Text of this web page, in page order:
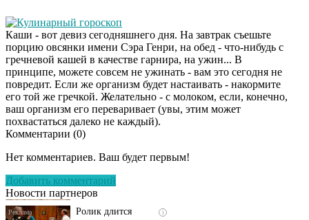
Кулинарный гороскоп
Каши - вот девиз сегодняшнего дня. На завтрак съешьте
порцию овсянки имени Сэра Генри, на обед - что-нибудь с
гречневой кашей в качестве гарнира, на ужин... В
принципе, можете совсем не ужинать - вам это сегодня не
повредит. Если же организм будет настаивать - накормите
его той же гречкой. Желательно - с молоком, если, конечно,
ваш организм его переваривает (увы, этим может
похвастаться далеко не каждый).
Комментарии (0)
Нет комментариев. Ваш будет первым!
Добавить комментарий
Новости партнеров
Скрытая камера на
люди вытворяют, когда
несколько секунд, а